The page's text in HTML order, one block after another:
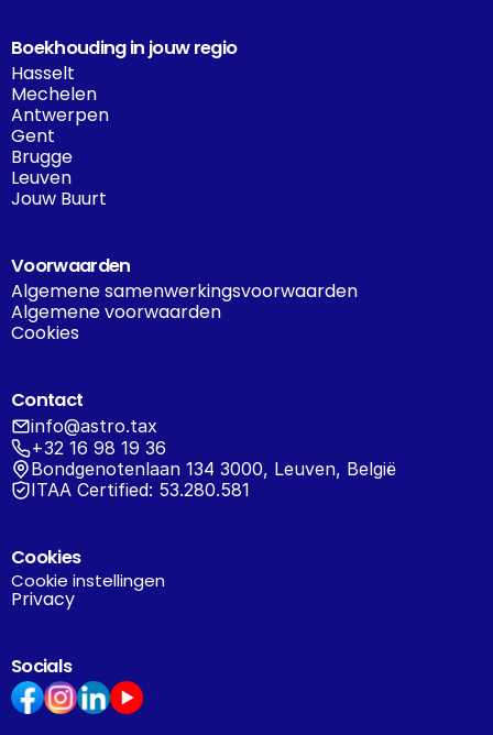
Boekhouding in jouw regio
Hasselt
Mechelen
Antwerpen
Gent
Brugge
Leuven
Jouw Buurt
Voorwaarden
Algemene samenwerkingsvoorwaarden
Algemene voorwaarden
Cookies
Contact
info@astro.tax
+32 16 98 19 36
Bondgenotenlaan 134 3000, Leuven, België
ITAA Certified: 53.280.581
Cookies
Cookie instellingen
Privacy
Socials